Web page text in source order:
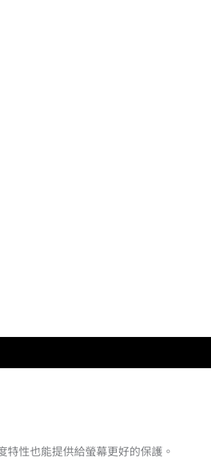
性也能提供給螢幕更好的保護。